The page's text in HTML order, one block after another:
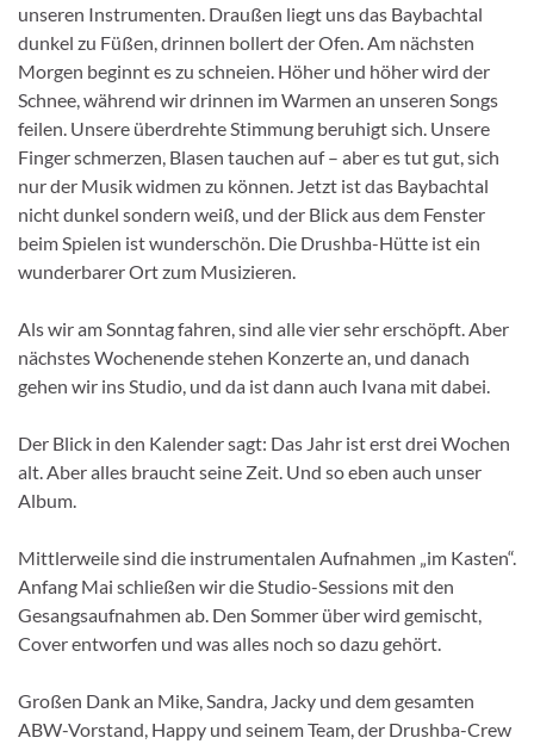
unseren Instrumenten. Draußen liegt uns das Baybachtal
dunkel zu Füßen, drinnen bollert der Ofen. Am nächsten
Morgen beginnt es zu schneien. Höher und höher wird der
Schnee, während wir drinnen im Warmen an unseren Songs
feilen. Unsere überdrehte Stimmung beruhigt sich. Unsere
Finger schmerzen, Blasen tauchen auf – aber es tut gut, sich
nur der Musik widmen zu können. Jetzt ist das Baybachtal
nicht dunkel sondern weiß, und der Blick aus dem Fenster
beim Spielen ist wunderschön. Die Drushba-Hütte ist ein
wunderbarer Ort zum Musizieren.
Als wir am Sonntag fahren, sind alle vier sehr erschöpft. Aber
nächstes Wochenende stehen Konzerte an, und danach
gehen wir ins Studio, und da ist dann auch Ivana mit dabei.
Der Blick in den Kalender sagt: Das Jahr ist erst drei Wochen
alt. Aber alles braucht seine Zeit. Und so eben auch unser
Album.
Mittlerweile sind die instrumentalen Aufnahmen „im Kasten“.
Anfang Mai schließen wir die Studio-Sessions mit den
Gesangsaufnahmen ab. Den Sommer über wird gemischt,
Cover entworfen und was alles noch so dazu gehört.
Großen Dank an Mike, Sandra, Jacky und dem gesamten
ABW-Vorstand, Happy und seinem Team, der Drushba-Crew